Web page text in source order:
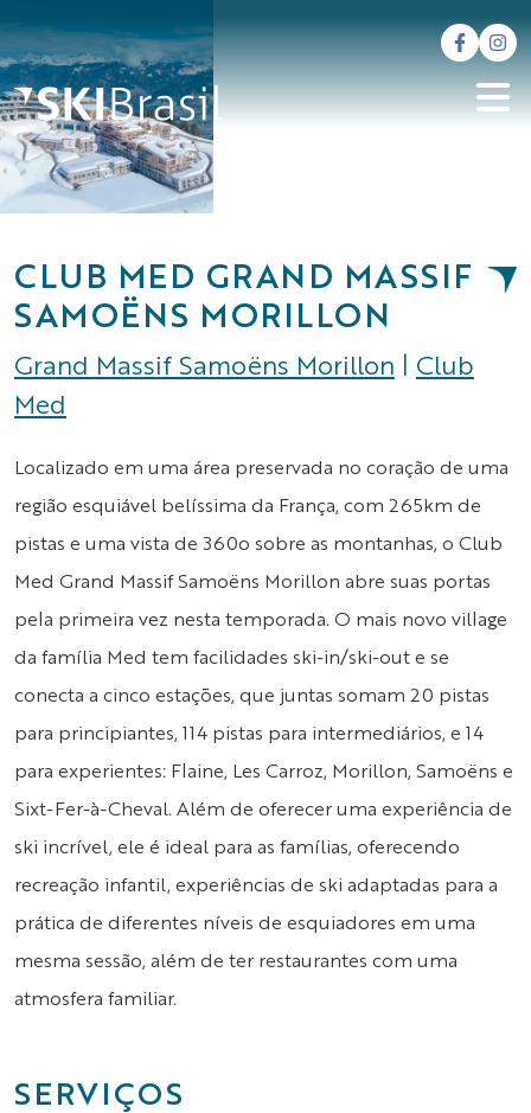
CLUB MED GRAND MASSIF
SAMOËNS MORILLON
Grand Massif Samoëns Morillon
Club
Med
Localizado em uma área preservada no coração de uma
região esquiável belíssima da França, com 265km de
pistas e uma vista de 360o sobre as montanhas, o Club
Med Grand Massif Samoëns Morillon abre suas portas
pela primeira vez nesta temporada. O mais novo village
da família Med tem facilidades ski-in/ski-out e se
conecta a cinco estações, que juntas somam 20 pistas
para principiantes, 114 pistas para intermediários, e 14
para experientes: Flaine, Les Carroz, Morillon, Samoëns e
Sixt-Fer-à-Cheval. Além de oferecer uma experiência de
ski incrível, ele é ideal para as famílias, oferecendo
recreação infantil, experiências de ski adaptadas para a
prática de diferentes níveis de esquiadores em uma
mesma sessão, além de ter restaurantes com uma
atmosfera familiar.
SERVIÇOS